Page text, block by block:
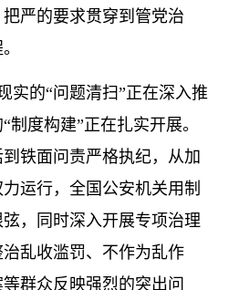
严的要求贯穿到管党治
实的“问题清扫”正在深入推
制度构建”正在扎实开展。
铁面问责严格执纪，从加
运行，全国公安机关用制
，同时深入开展专项治理
乱收滥罚、不作为乱作
群众反映强烈的突出问